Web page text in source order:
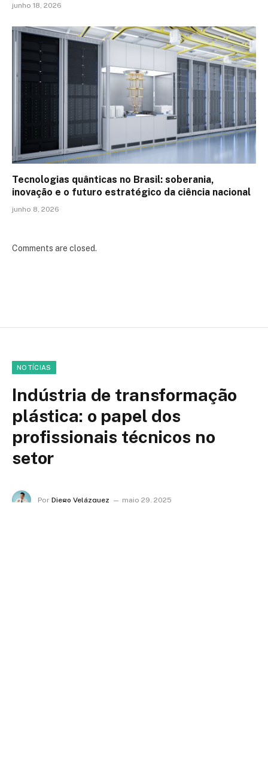
junho 18, 2026
Tecnologias quânticas no Brasil: soberania,
inovação e o futuro estratégico da ciência nacional
junho 8, 2026
Comments are closed.
NOTÍCIAS
Indústria de transformação
plástica: o papel dos
profissionais técnicos no
setor
Por Diego Velázquez maio 29, 2025